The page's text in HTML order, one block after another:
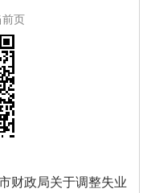
页
财政局关于调整失业